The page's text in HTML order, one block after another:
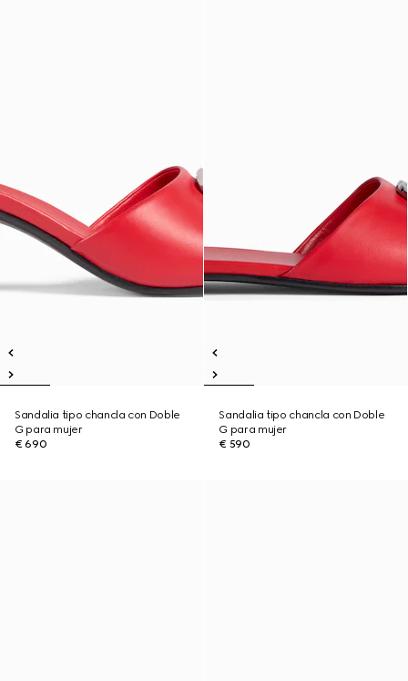
Sandalia tipo chancla con Doble
G para mujer
€ 690
Sandalia tipo chancla con Doble
G para mujer
€ 590